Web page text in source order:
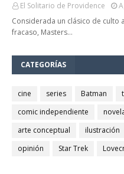
El Solitario de Providence
Considerada un clásico de culto
fracaso, Masters…
CATEGORÍAS
cine series Batman
comic independiente
arte conceptual
ilustración
opinión
Star Trek